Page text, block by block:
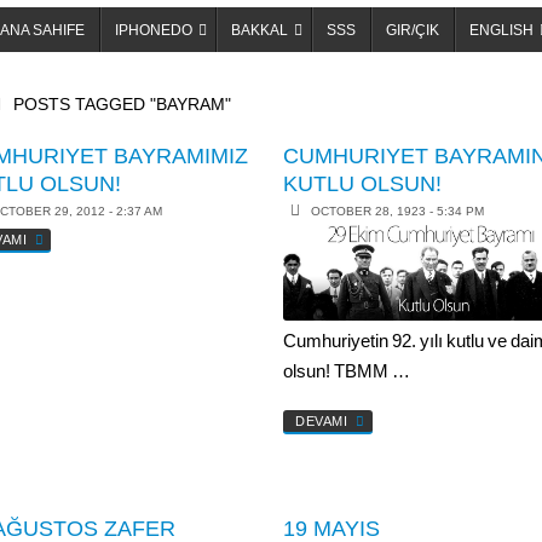
ANA SAHIFE IPHONEDO BAKKAL SSS GIR/ÇIK ENGLISH
POSTS TAGGED "BAYRAM"
BAYRAMIMIZ
OLSUN!
29, 2012 - 2:37 AM
CUMHURIYET
KUTLU OLSUN!
OCTOBER 28, 1923 - 5:34 PM
Cumhuriyetin 92. yılı kutlu ve
olsun! TBMM …
DEVAMI
ZAFER
19 MAYIS